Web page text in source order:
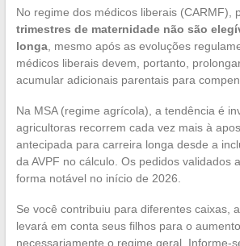
No regime dos médicos liberais (CARMF),
trimestres de maternidade não são
longa, mesmo após as evoluções
médicos liberais devem, portanto,
acumular adicionais parentais para
Na MSA (regime agrícola), a tendência é
agricultoras recorrem cada vez mais à
antecipada para carreira longa desde a
da AVPF no cálculo. Os pedidos validados
forma notável no início de 2026.
Se você contribuiu para diferentes caixas,
levará em conta seus filhos para o
necessariamente o regime geral. Informe-